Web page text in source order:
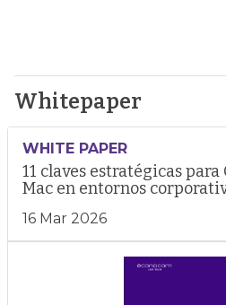
Whitepaper
WHITE PAPER
11 claves estratégicas para
Mac en entornos
16 Mar 2026